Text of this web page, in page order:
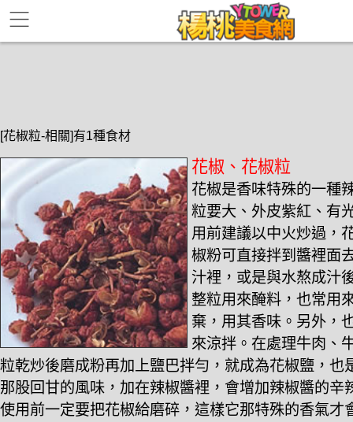
[花椒粒-相關]有1種食材
花椒、花椒粒
花椒是香味特殊的一種
粒要大、外皮紫紅、有
用前建議以中火炒過，
椒粉可直接拌到醬裡面
汁裡，或是與水熬成汁
整粒用來醃料，也常用
棄，用其香味。另外，
來涼拌。在處理牛肉、
粒乾炒後磨成粉再加上鹽巴拌勻，就成為花椒鹽，也
那股回甘的風味，加在辣椒醬裡，會增加辣椒醬的辛
使用前一定要把花椒給磨碎，這樣它那特殊的香氣才